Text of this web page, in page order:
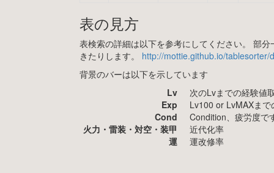
表の見方
表検索の詳細は以下を参考にしてください。 部
きたりします。 http://mottie.github.io/
背景のバーは以下を示しています
Lv
次のLvまでの経験値
Exp
Lv100 or LvMAXま
Cond
Condition、疲労度で
火力・雷装・対空・装甲
近代化率
運
運改修率